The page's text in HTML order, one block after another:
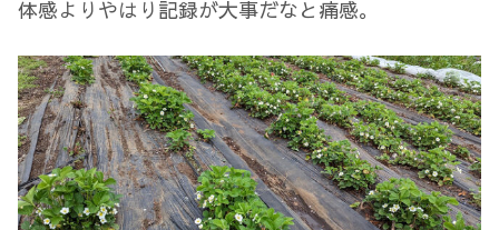
体感よりやはり記録が大事だなと痛感。